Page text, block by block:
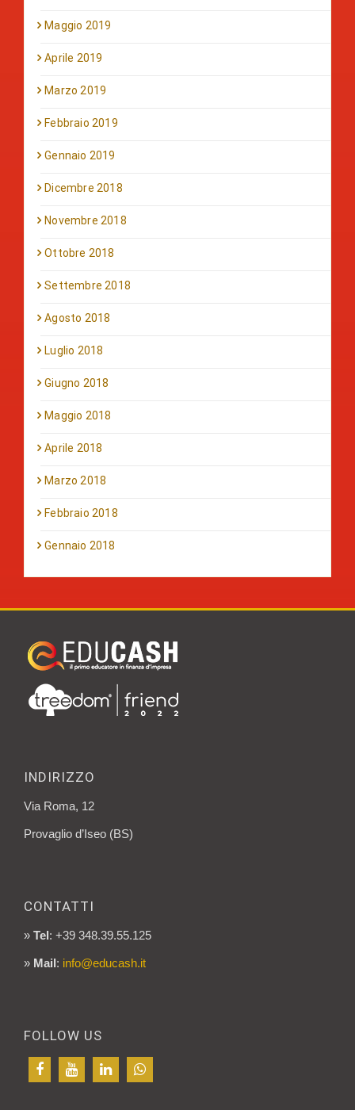
Maggio 2019
Aprile 2019
Marzo 2019
Febbraio 2019
Gennaio 2019
Dicembre 2018
Novembre 2018
Ottobre 2018
Settembre 2018
Agosto 2018
Luglio 2018
Giugno 2018
Maggio 2018
Aprile 2018
Marzo 2018
Febbraio 2018
Gennaio 2018
INDIRIZZO
Via Roma, 12
Provaglio d’Iseo (BS)
CONTATTI
» Tel: +39 348.39.55.125
» Mail: info@educash.it
FOLLOW US